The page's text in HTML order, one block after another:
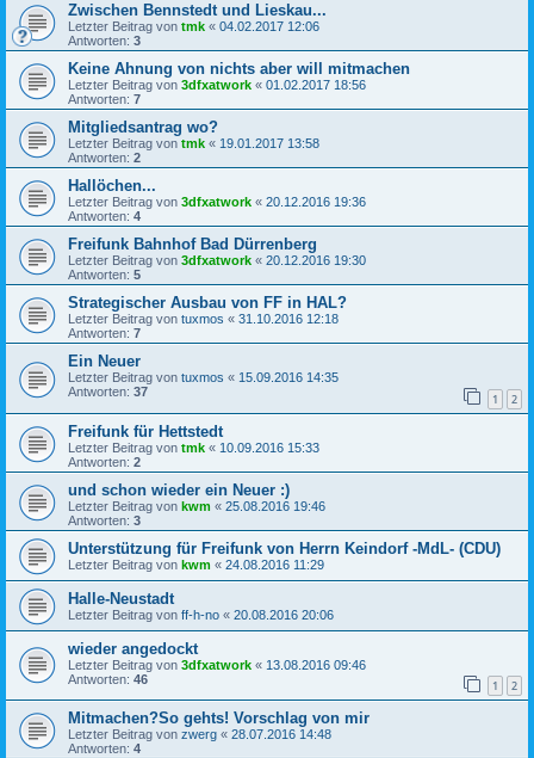
Zwischen Bennstedt und Lieskau...
Letzter Beitrag von tmk « 04.02.2017 12:06
Antworten: 3
Keine Ahnung von nichts aber will mitmachen
Letzter Beitrag von 3dfxatwork « 01.02.2017 18:56
Antworten: 7
Mitgliedsantrag wo?
Letzter Beitrag von tmk « 19.01.2017 13:58
Antworten: 2
Hallöchen...
Letzter Beitrag von 3dfxatwork « 20.12.2016 19:36
Antworten: 4
Freifunk Bahnhof Bad Dürrenberg
Letzter Beitrag von 3dfxatwork « 20.12.2016 19:30
Antworten: 5
Strategischer Ausbau von FF in HAL?
Letzter Beitrag von tuxmos « 31.10.2016 12:18
Antworten: 7
Ein Neuer
Letzter Beitrag von tuxmos « 15.09.2016 14:35
Antworten: 37 1 2
Freifunk für Hettstedt
Letzter Beitrag von tmk « 10.09.2016 15:33
Antworten: 2
und schon wieder ein Neuer :)
Letzter Beitrag von kwm « 25.08.2016 19:46
Antworten: 3
Unterstützung für Freifunk von Herrn Keindorf -MdL- (CDU)
Letzter Beitrag von kwm « 24.08.2016 11:29
Halle-Neustadt
Letzter Beitrag von ff-h-no « 20.08.2016 20:06
wieder angedockt
Letzter Beitrag von 3dfxatwork « 13.08.2016 09:46
Antworten: 46 1 2
Mitmachen?So gehts! Vorschlag von mir
Letzter Beitrag von zwerg « 28.07.2016 14:48
Antworten: 4